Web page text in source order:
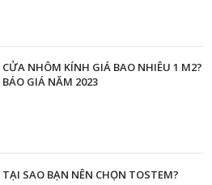
CỬA NHÔM KÍNH GIÁ BAO NHIÊU 1 M2?
BÁO GIÁ NĂM 2023
TẠI SAO BẠN NÊN CHỌN TOSTEM?